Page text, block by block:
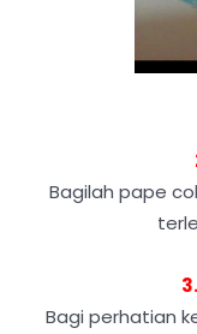
Bagilah pape
Bagi perhatian